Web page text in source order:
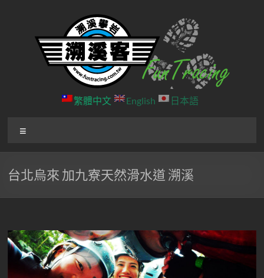
溪
客
戶
外
隊
台
繁體中文 English 日本語
台北烏來 加九寮天然滑水道 溯溪